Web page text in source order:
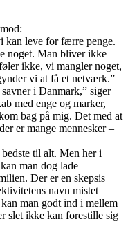
kan leve for færre penge.
noget. Man bliver ikke
ikke, vi mangler noget,
vi at få et netværk.”
i Danmark,” siger
med enge og marker,
bag på mig. Det med at
er mange mennesker –
bedste til alt. Men her i
man dog lade
Der er en skepsis
navn mistet
man godt ind i mellem
slet ikke kan forestille sig